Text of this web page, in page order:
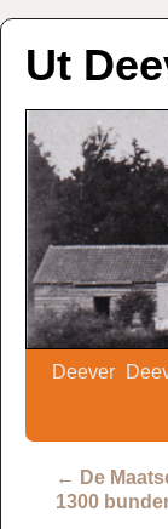
Ut
Deever
← De
1300